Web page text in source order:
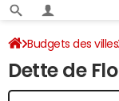
Budgets des villes
Dette de